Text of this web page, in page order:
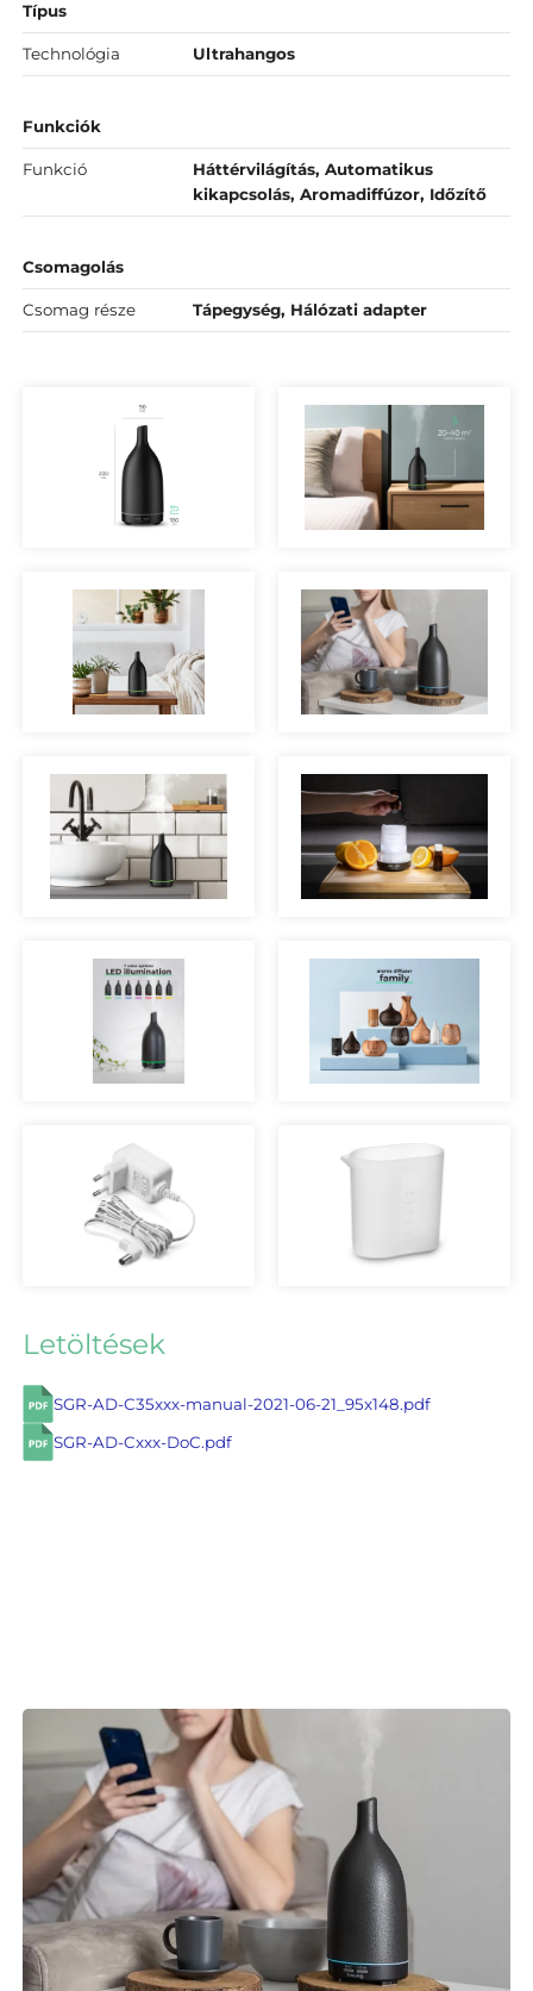
Típus
Technológia Ultrahangos
Funkciók
Funkció
Háttérvilágítás, Automatikus
kikapcsolás, Aromadiffúzor, Időzítő
Csomagolás
Csomag része Tápegység, Hálózati adapter
Letöltések
SGR-AD-C35xxx-manual-2021-06-21_95x148.pdf
SGR-AD-Cxxx-DoC.pdf